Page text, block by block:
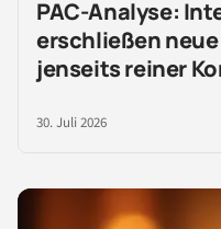
PAC-Analyse:
erschließen
jenseits reiner
30. Juli 2026